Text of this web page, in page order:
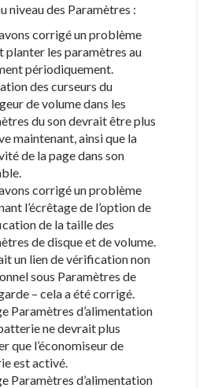
niveau des Paramètres :
corrigé un problème
planter les paramètres au
périodiquement.
des curseurs du
de volume dans les
du son devrait être plus
maintenant, ainsi que la
de la page dans son
corrigé un problème
l’écrêtage de l’option de
de la taille des
de disque et de volume.
un lien de vérification non
sous Paramètres de
– cela a été corrigé.
Paramètres d’alimentation
ne devrait plus
que l’économiseur de
est activé.
Paramètres d’alimentation